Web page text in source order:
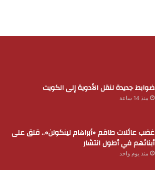
ضوابط جديدة لنقل الأدوية إلى الكويت
منذ 14 ساعة
غضب عائلات طاقم «أبراهام لينكولن».. قلق على
أبنائهم في أطول انتشار
منذ يوم واحد